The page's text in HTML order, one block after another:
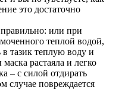
это достаточно
или при
теплой водой,
тазик теплую воду и
растаяла и легко
– с силой отдирать
случае повреждается